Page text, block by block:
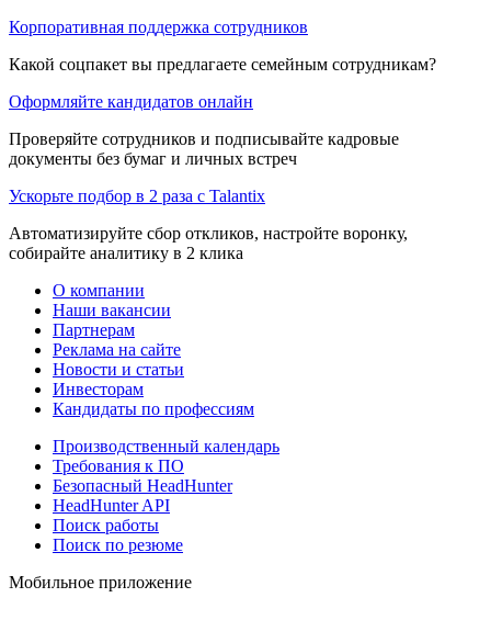
Корпоративная поддержка сотрудников
Какой соцпакет вы предлагаете семейным сотрудникам?
Оформляйте кандидатов онлайн
Проверяйте сотрудников и подписывайте кадровые
документы без бумаг и личных встреч
Ускорьте подбор в 2 раза с Talantix
Автоматизируйте сбор откликов, настройте воронку,
собирайте аналитику в 2 клика
О компании
Наши вакансии
Партнерам
Реклама на сайте
Новости и статьи
Инвесторам
Кандидаты по профессиям
Производственный календарь
Требования к ПО
Безопасный HeadHunter
HeadHunter API
Поиск работы
Поиск по резюме
Мобильное приложение